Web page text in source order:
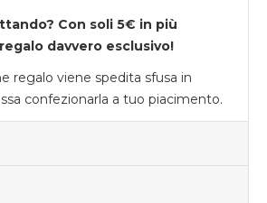
Con soli 5€ in più
davvero esclusivo!
regalo viene spedita sfusa in
confezionarla a tuo piacimento.